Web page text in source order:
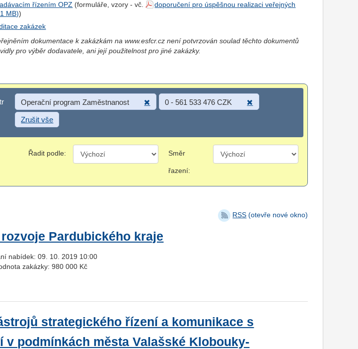
řízením OPZ (formuláře, vzory - vč.
doporučení pro úspěšnou realizaci veřejných
)
zakázek
dokumentace k zakázkám na www.esfcr.cz není potvrzován soulad těchto dokumentů
pro výběr dodavatele, ani její použitelnost pro jiné zakázky.
Operační program Zaměstnanost 0 - 561 533 476 CZK
Zrušit vše
Řadit podle: Směr
řazení:
RSS (otevře nové okno)
Pardubického kraje
nabídek: 09. 10. 2019 10:00
zakázky: 980 000 Kč
strategického řízení a komunikace s
v podmínkách města Valašské Klobouky-